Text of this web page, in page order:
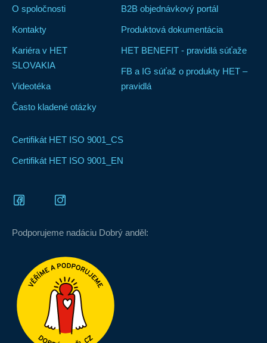
O spoločnosti
Kontakty
Kariéra v HET
SLOVAKIA
Videotéka
Často kladené otázky
B2B objednávkový portál
Produktová dokumentácia
HET BENEFIT - pravidlá súťaže
FB a IG súťaž o produkty HET –
pravidlá
Certifikát HET ISO 9001_CS
Certifikát HET ISO 9001_EN
Podporujeme nadáciu Dobrý anděl: